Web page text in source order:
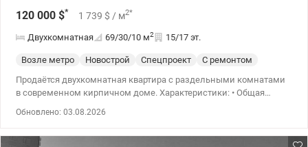
120 000 $* 1 739 $ / м2*
Двухкомнатная 69/30/10 м2 15/17 эт.
Возле метро Новострой Спецпроект
С ремонтом
Продаётся двухкомнатная квартира с раздельными комнатами
в современном кирпичном доме. Характеристики: • Общая
«Новомостицкий-Замковецкий» • Не панельный, кирпичный/
Обновлено: 03.08.2026